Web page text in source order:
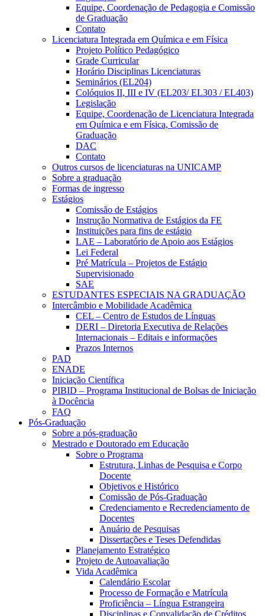
Equipe, Coordenação de Pedagogia e Comissão
de Graduação
Contato
Licenciatura Integrada em Química e em Física
Projeto Político Pedagógico
Grade Curricular
Horário Disciplinas Licenciaturas
Seminários (EL204)
Colóquios II, III e IV (EL203/ EL303 / EL403)
Legislação
Equipe, Coordenação de Licenciatura Integrada
em Química e em Física, Comissão de
Graduação
DAC
Contato
Outros cursos de licenciaturas na UNICAMP
Sobre a graduação
Formas de ingresso
Estágios
Comissão de Estágios
Instrução Normativa de Estágios da FE
Instituições para fins de estágio
LAE – Laboratório de Apoio aos Estágios
Lei Federal
Pré Matrícula – Projetos de Estágio
Supervisionado
SAE
ESTUDANTES ESPECIAIS NA GRADUAÇÃO
Intercâmbio e Mobilidade Acadêmica
CEL – Centro de Estudos de Línguas
DERI – Diretoria Executiva de Relações
Internacionais – Editais e informações
Prazos Internos
PAD
ENADE
Iniciação Científica
PIBID – Programa Institucional de Bolsas de Iniciação
à Docência
FAQ
Pós-Graduação
Sobre a pós-graduação
Mestrado e Doutorado em Educação
Sobre o Programa
Estrutura, Linhas de Pesquisa e Corpo
Docente
Objetivos e Histórico
Comissão de Pós-Graduação
Credenciamento e Recredenciamento de
Docentes
Anuário de Pesquisas
Dissertações e Teses Defendidas
Planejamento Estratégico
Projeto de Autoavaliação
Vida Acadêmica
Calendário Escolar
Processo de Formação e Matrícula
Proficiência – Língua Estrangeira
Disciplinas e Convalidação de Créditos